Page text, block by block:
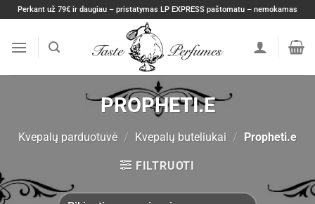
Skip
content
Perkant už 79€ ir daugiau – pristatymas LP EXPRESS paštomatu – nemokamas
PROPHETI.E
Kvepalų parduotuvė / Kvepalų buteliukai / Propheti.e
FILTRUOTI